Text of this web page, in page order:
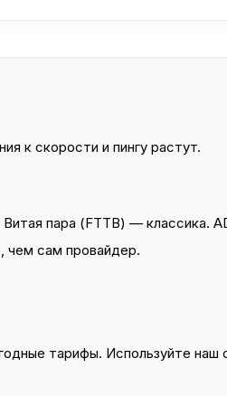
к скорости и пингу растут.
пара (FTTB) — классика.
чем сам провайдер.
тарифы. Используйте наш